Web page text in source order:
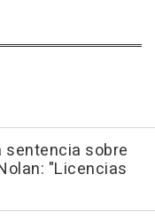
sentencia sobre
"Licencias